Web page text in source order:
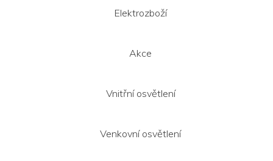
Elektrozboží
Akce
Vnitřní osvětlení
Venkovní osvětlení